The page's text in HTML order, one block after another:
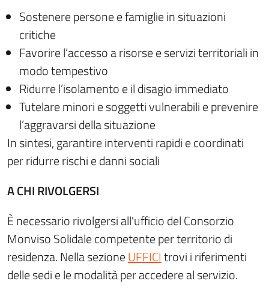
Sostenere persone e famiglie in situazioni
critiche
Favorire l’accesso a risorse e servizi territoriali in
modo tempestivo
Ridurre l’isolamento e il disagio immediato
Tutelare minori e soggetti vulnerabili e prevenire
l’aggravarsi della situazione
In sintesi, garantire interventi rapidi e coordinati
per ridurre rischi e danni sociali
A CHI RIVOLGERSI
È necessario rivolgersi all'ufficio del Consorzio
Monviso Solidale competente per territorio di
residenza. Nella sezioneUFFICItrovi i riferimenti
delle sedi e le modalità per accedere al servizio.